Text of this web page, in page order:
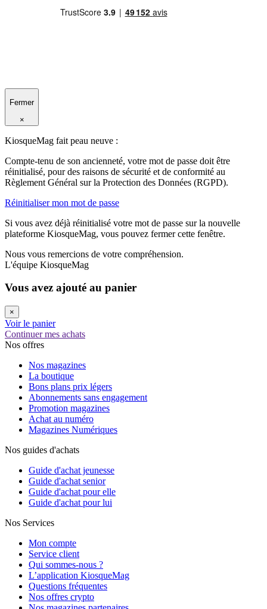
Fermer
×
KiosqueMag fait peau neuve :
Compte-tenu de son ancienneté, votre mot de passe doit être
réinitialisé, pour des raisons de sécurité et de conformité au
Règlement Général sur la Protection des Données (RGPD).
Réinitialiser mon mot de passe
Si vous avez déjà réinitialisé votre mot de passe sur la nouvelle
plateforme KiosqueMag, vous pouvez fermer cette fenêtre.
Nous vous remercions de votre compréhension.
L'équipe KiosqueMag
Vous avez ajouté au panier
×
Voir le panier
Continuer mes achats
Nos offres
Nos magazines
La boutique
Bons plans prix légers
Abonnements sans engagement
Promotion magazines
Achat au numéro
Magazines Numériques
Nos guides d'achats
Guide d'achat jeunesse
Guide d'achat senior
Guide d'achat pour elle
Guide d'achat pour lui
Nos Services
Mon compte
Service client
Qui sommes-nous ?
L’application KiosqueMag
Questions fréquentes
Nos offres crypto